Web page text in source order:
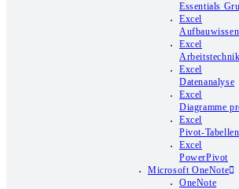
Essentials
Excel
Aufbauwissen
Excel
Excel
Datenanalyse
Excel
Diagramme
Excel
Pivot-
Excel
PowerPivot
Microsoft OneNote
OneNote